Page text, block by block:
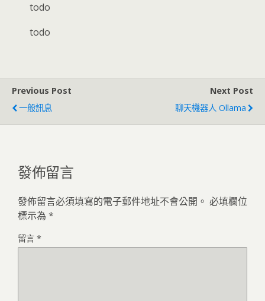
todo
todo
Previous Post
一般訊息
Next Post
聊天機器人 Ollama
發佈留言
發佈留言必須填寫的電子郵件地址不會公開。 必填欄位
標示為 *
留言 *